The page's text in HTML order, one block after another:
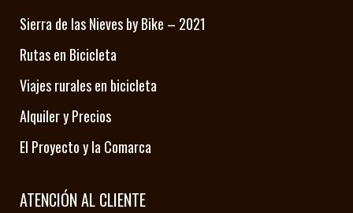
Sierra de las Nieves by Bike – 2021
Rutas en Bicicleta
Viajes rurales en bicicleta
Alquiler y Precios
El Proyecto y la Comarca
ATENCIÓN AL CLIENTE